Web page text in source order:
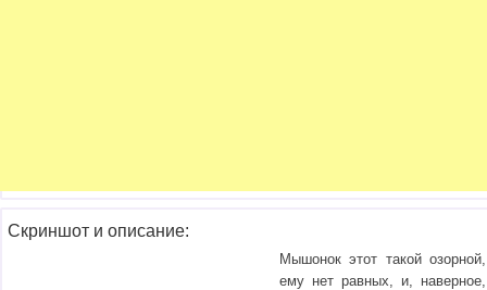
Скриншот и описание:
Мышонок этот такой озорной,
ему нет равных, и, наверное,